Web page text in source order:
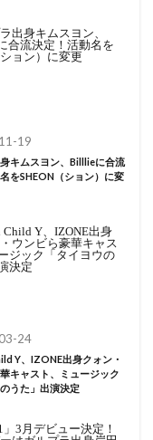
19
キムスヨン、Billlieに合流
をSHEON（ション）に変
24
Y、IZONE出身クォン・
キャスト、ミュージック
のうた」出演決定